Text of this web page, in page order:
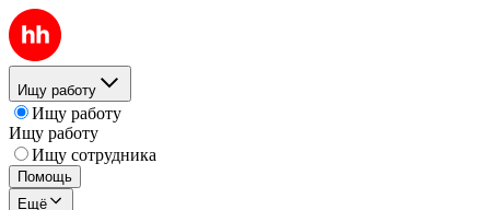
Ищу работу
Ищу работу
Ищу работу
Ищу сотрудника
Помощь
Ещё